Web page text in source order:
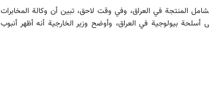
المنتجة في العراق، وفي وقت لاحق، تبين أن وكالة المخابرات
بيولوجية في العراق، وأوضح وزير الخارجية أنه أظهر أنبوب